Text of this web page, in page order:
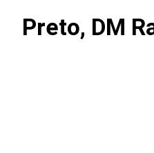
Preto, DM